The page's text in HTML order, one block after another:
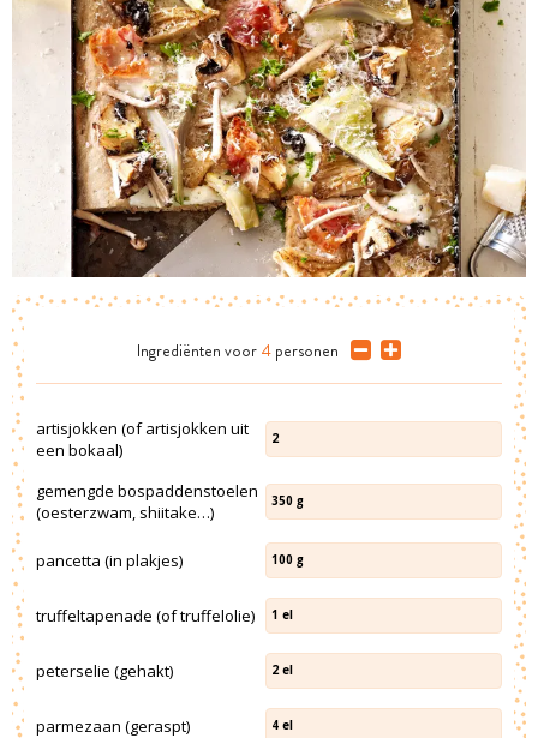
Ingrediënten voor 4 personen
artisjokken (of artisjokken uit
een bokaal)
2
gemengde bospaddenstoelen
(oesterzwam, shiitake…)
350 g
pancetta (in plakjes) 100 g
truffeltapenade (of truffelolie) 1 el
peterselie (gehakt) 2 el
parmezaan (geraspt) 4 el